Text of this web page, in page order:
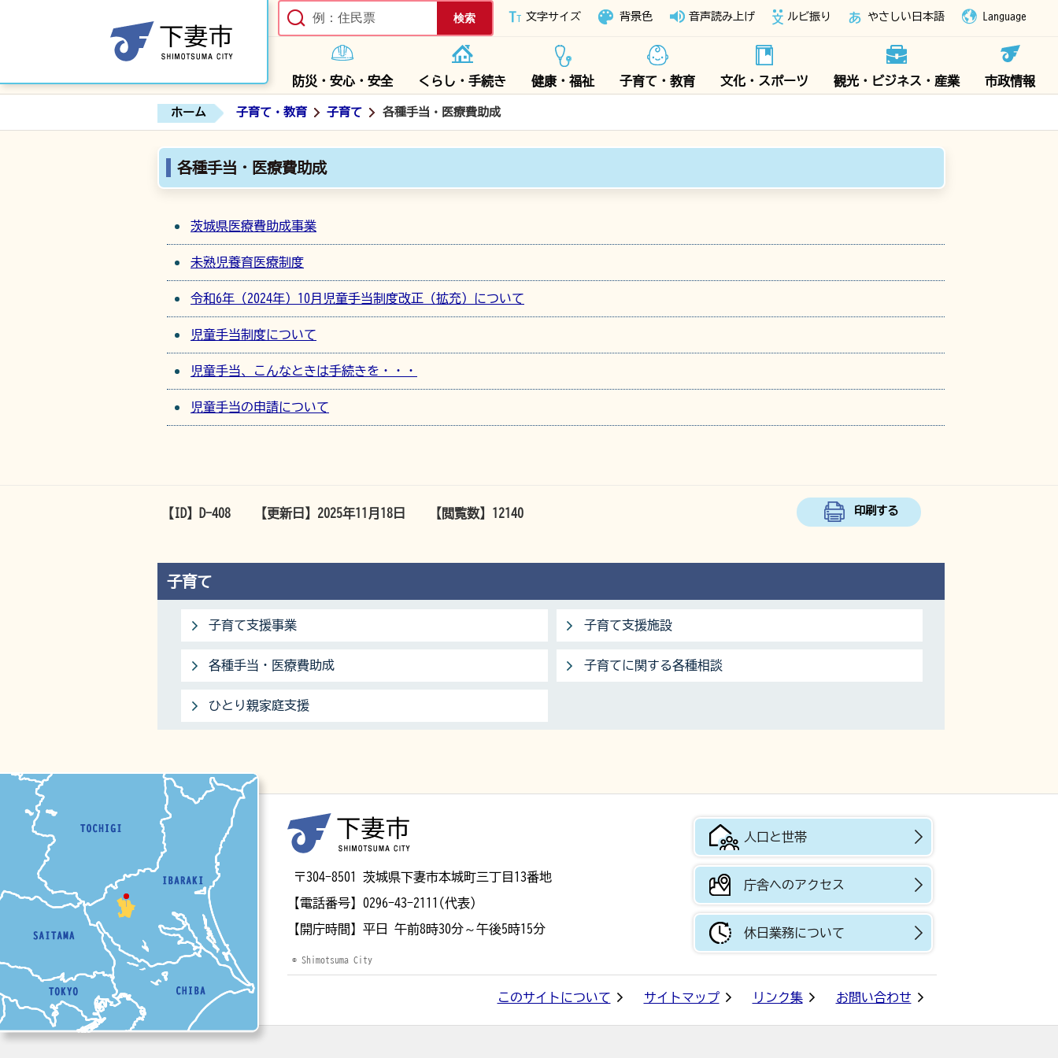
下妻市ホームページ
文字サイズ 背景色 音声読み上げ ルビ振り やさしい日本語 Language
防災・安心・安全 くらし・手続き 健康・福祉 子育て・教育 文化・スポーツ 観光・ビジネス・産業 市政情報
ホーム 子育て・教育 子育て 各種手当・医療費助成
各種手当・医療費助成
茨城県医療費助成事業
未熟児養育医療制度
令和6年（2024年）10月児童手当制度改正（拡充）について
児童手当制度について
児童手当、こんなときは手続きを・・・
児童手当の申請について
【ID】 D-408 【更新日】 2025年11月18日 【閲覧数】 12140 印刷する
子育て
子育て支援事業 子育て支援施設
各種手当・医療費助成 子育てに関する各種相談
ひとり親家庭支援
〒304-8501 茨城県下妻市本城町三丁目13番地
【電話番号】 0296-43-2111(代表)
【開庁時間】 平日 午前8時30分～午後5時15分
© Shimotsuma City
人口と世帯
庁舎へのアクセス
休日業務について
このサイトについて サイトマップ リンク集 お問い合わせ